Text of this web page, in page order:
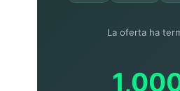
La oferta ha